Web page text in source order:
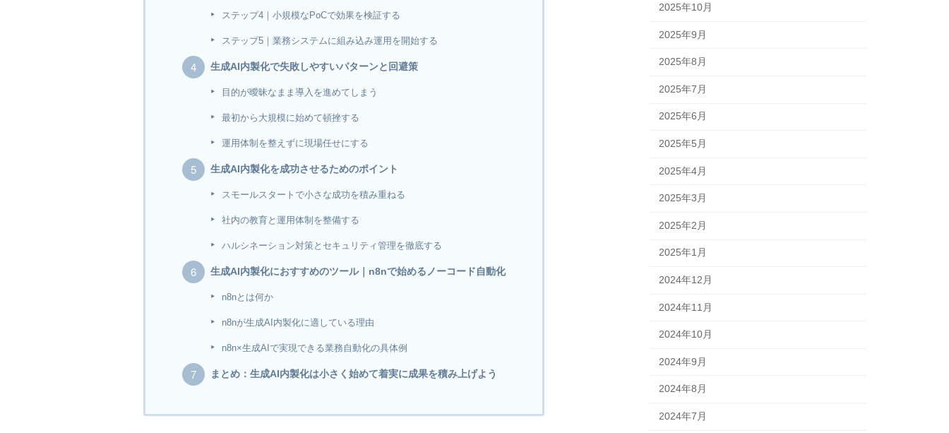
ステップ4｜小規模なPoCで効果を検証する
ステップ5｜業務システムに組み込み運用を開始する
生成AI内製化で失敗しやすいパターンと回避策
目的が曖昧なまま導入を進めてしまう
最初から大規模に始めて頓挫する
運用体制を整えずに現場任せにする
生成AI内製化を成功させるためのポイント
スモールスタートで小さな成功を積み重ねる
社内の教育と運用体制を整備する
ハルシネーション対策とセキュリティ管理を徹底する
生成AI内製化におすすめのツール｜n8nで始めるノーコード自動化
n8nとは何か
n8nが生成AI内製化に適している理由
n8n×生成AIで実現できる業務自動化の具体例
まとめ：生成AI内製化は小さく始めて着実に成果を積み上げよう
2025年10月
2025年9月
2025年8月
2025年7月
2025年6月
2025年5月
2025年4月
2025年3月
2025年2月
2025年1月
2024年12月
2024年11月
2024年10月
2024年9月
2024年8月
2024年7月